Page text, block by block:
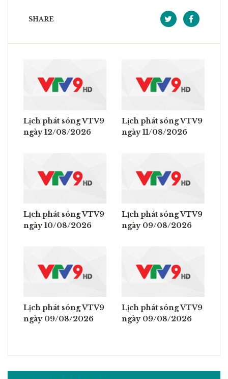
SHARE
Lịch phát sóng VTV9
ngày 12/08/2026
Lịch phát sóng VTV9
ngày 11/08/2026
Lịch phát sóng VTV9
ngày 10/08/2026
Lịch phát sóng VTV9
ngày 09/08/2026
Lịch phát sóng VTV9
ngày 09/08/2026
Lịch phát sóng VTV9
ngày 09/08/2026